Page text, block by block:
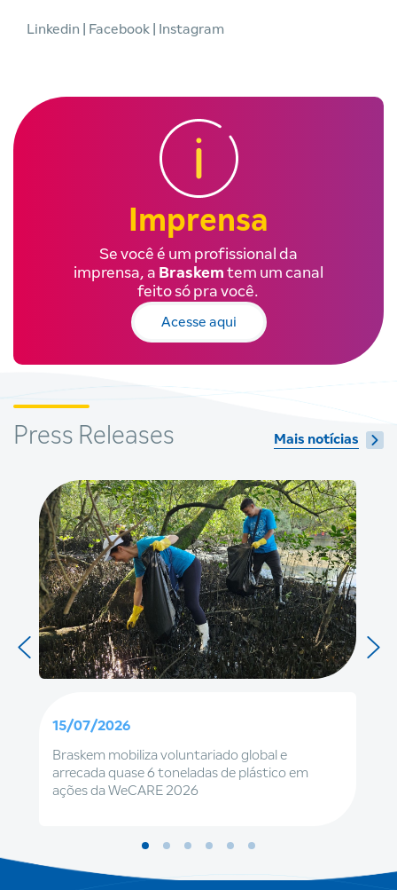
Linkedin Facebook Instagram
Imprensa
Se você é um profissional da
imprensa, a Braskem tem um canal
feito só pra você.
Acesse aqui
Press Releases Mais notícias
15/07/2026
Braskem mobiliza voluntariado global e
arrecada quase 6 toneladas de plástico em
ações da WeCARE 2026